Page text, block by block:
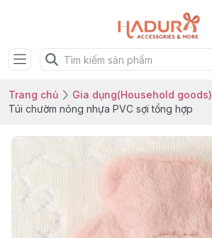
Trang chủ
Gia dụng(Household goods)
Túi chườm nóng nhựa PVC sợi tổng hợp